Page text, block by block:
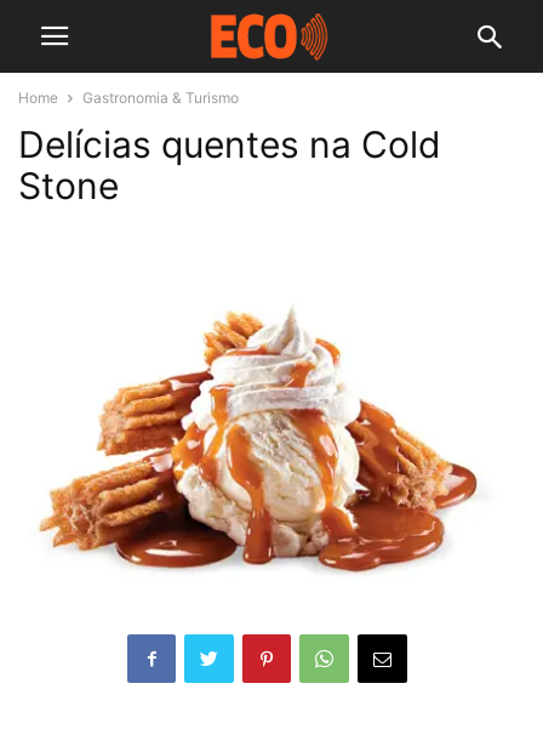
Home Gastronomia & Turismo
Delícias quentes na Cold
Stone